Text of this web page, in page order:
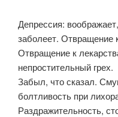
Депрессия:
заболеет. Отвращение
Отвращение к
непростительный грех.
Забыл, что сказал.
болтливость при
Раздражительность,